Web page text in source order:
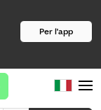
Per l'app